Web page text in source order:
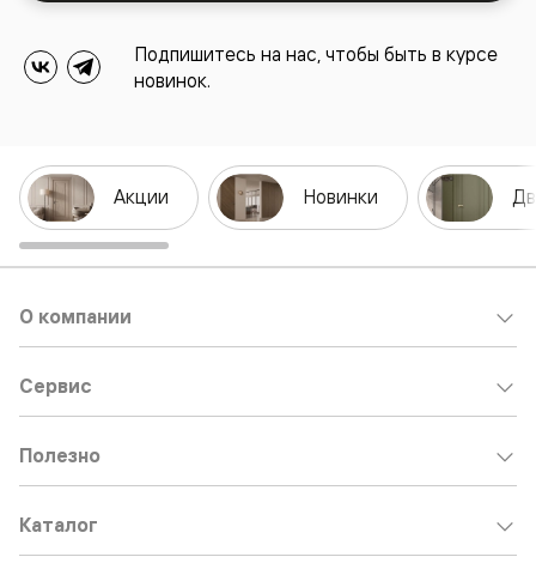
Подпишитесь на нас, чтобы быть в курсе
новинок.
Акции Новинки
О компании
Сервис
Полезно
Каталог